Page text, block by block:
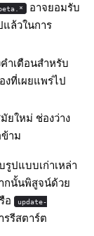
อาจยอมรับ
แล้วในการ
ำเตือนสำหรับ
ที่เผยแพร่ไป
ยใหม่ ช่องว่าง
าม
รูปแบบเก่าเหล่า
กนั้นพิสูจน์ด้วย
อ update-
รีสตาร์ต